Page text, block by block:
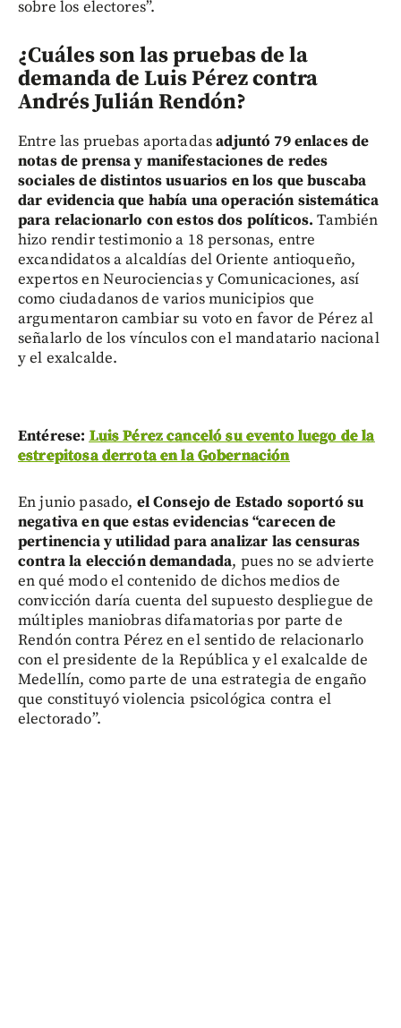
sobre los electores”.
¿Cuáles son las pruebas de la
demanda de Luis Pérez contra
Andrés Julián Rendón?
Entre las pruebas aportadasadjuntó 79 enlaces de
notas de prensa y manifestaciones de redes
sociales de distintos usuarios en los que buscaba
dar evidencia que había una operación sistemática
para relacionarlo con estos dos políticos.También
hizo rendir testimonio a 18 personas, entre
excandidatos a alcaldías del Oriente antioqueño,
expertos en Neurociencias y Comunicaciones, así
como ciudadanos de varios municipios que
argumentaron cambiar su voto en favor de Pérez al
señalarlo de los vínculos con el mandatario nacional
y el exalcalde.
Entérese: Luis Pérez canceló su evento luego de la
estrepitosa derrota en la Gobernación
En junio pasado, el Consejo de Estado soportó su
negativa en que estas evidencias “carecen de
pertinencia y utilidad para analizar las censuras
contra la elección demandada, pues no se advierte
en qué modo el contenido de dichos medios de
convicción daría cuenta del supuesto despliegue de
múltiples maniobras difamatorias por parte de
Rendón contra Pérez en el sentido de relacionarlo
con el presidente de la República y el exalcalde de
Medellín, como parte de una estrategia de engaño
que constituyó violencia psicológica contra el
electorado”.